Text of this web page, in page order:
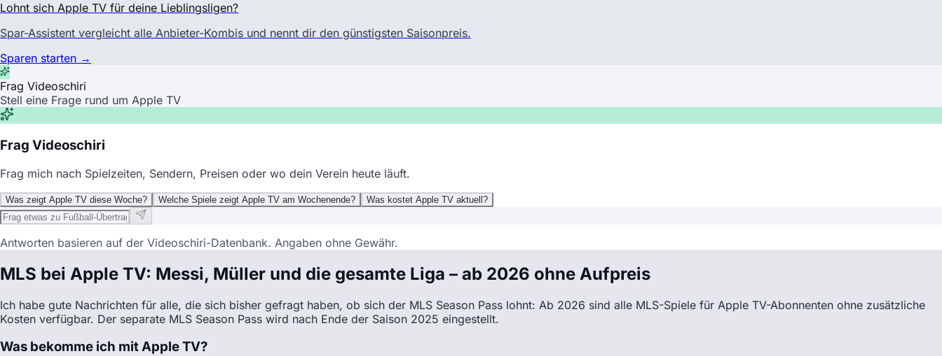
Lohnt sich Apple TV für deine Lieblingsligen?
Spar-Assistent vergleicht alle Anbieter-Kombis und nennt dir den günstigsten Saisonpreis.
Sparen starten →
Frag Videoschiri
Stell eine Frage rund um Apple TV
Frag Videoschiri
Frag mich nach Spielzeiten, Sendern, Preisen oder wo dein Verein heute läuft.
Was zeigt Apple TV diese Woche? Welche Spiele zeigt Apple TV am Wochenende? Was kostet Apple TV aktuell?
Antworten basieren auf der Videoschiri-Datenbank. Angaben ohne Gewähr.
MLS bei Apple TV: Messi, Müller und die gesamte Liga – ab 2026 ohne Aufpreis
Ich habe gute Nachrichten für alle, die sich bisher gefragt haben, ob sich der MLS Season Pass lohnt: Ab 2026 sind alle MLS-Spiele für Apple TV-Abonnenten ohne zusätzliche
Kosten verfügbar. Der separate MLS Season Pass wird nach Ende der Saison 2025 eingestellt.
Was bekomme ich mit Apple TV?